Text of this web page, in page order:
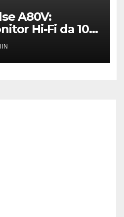
A80V:
Hi-Fi da 100
Res